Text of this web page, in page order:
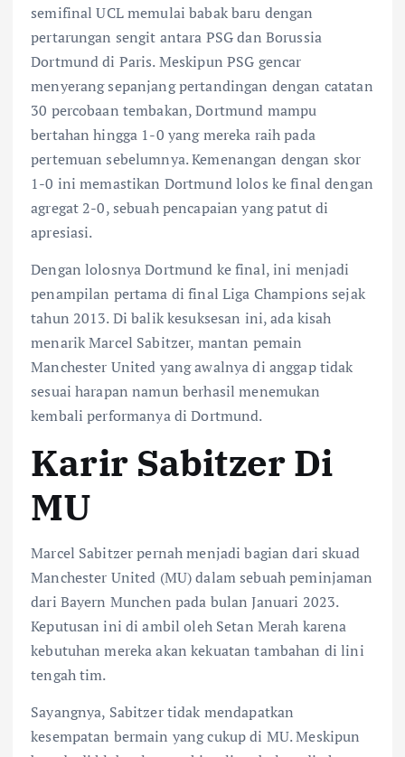
semifinal UCL memulai babak baru dengan
pertarungan sengit antara PSG dan Borussia
Dortmund di Paris. Meskipun PSG gencar
menyerang sepanjang pertandingan dengan catatan
30 percobaan tembakan, Dortmund mampu
bertahan hingga 1-0 yang mereka raih pada
pertemuan sebelumnya. Kemenangan dengan skor
1-0 ini memastikan Dortmund lolos ke final dengan
agregat 2-0, sebuah pencapaian yang patut di
apresiasi.
Dengan lolosnya Dortmund ke final, ini menjadi
penampilan pertama di final Liga Champions sejak
tahun 2013. Di balik kesuksesan ini, ada kisah
menarik Marcel Sabitzer, mantan pemain
Manchester United yang awalnya di anggap tidak
sesuai harapan namun berhasil menemukan
kembali performanya di Dortmund.
Karir Sabitzer Di
MU
Marcel Sabitzer pernah menjadi bagian dari skuad
Manchester United (MU) dalam sebuah peminjaman
dari Bayern Munchen pada bulan Januari 2023.
Keputusan ini di ambil oleh Setan Merah karena
kebutuhan mereka akan kekuatan tambahan di lini
tengah tim.
Sayangnya, Sabitzer tidak mendapatkan
kesempatan bermain yang cukup di MU. Meskipun